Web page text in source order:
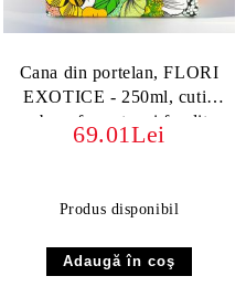
Cana din portelan, FLORI
EXOTICE - 250ml, cutie
cub cu fereastra si fundita
69.01Lei
Produs disponibil